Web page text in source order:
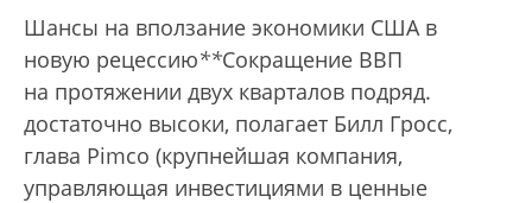
Шансы на вползание экономики США в
новую рецессию**Сокращение ВВП
на протяжении двух кварталов подряд.
достаточно высоки, полагает Билл Гросс,
глава Pimco (крупнейшая компания,
управляющая инвестициями в ценные